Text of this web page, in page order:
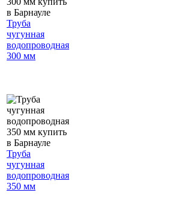
Труба
чугунная
водопроводная
300 мм
Труба
чугунная
водопроводная
350 мм